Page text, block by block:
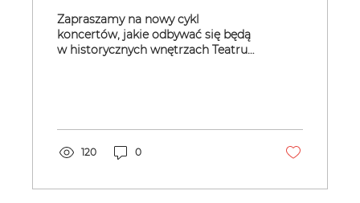
Zapraszamy na nowy cykl
koncertów, jakie odbywać się będą
w historycznych wnętrzach Teatru
120 0